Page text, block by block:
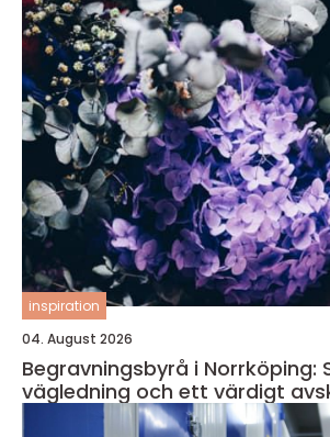
inspiration
04. August 2026
Begravningsbyrå i Norrköping:
vägledning och ett värdigt